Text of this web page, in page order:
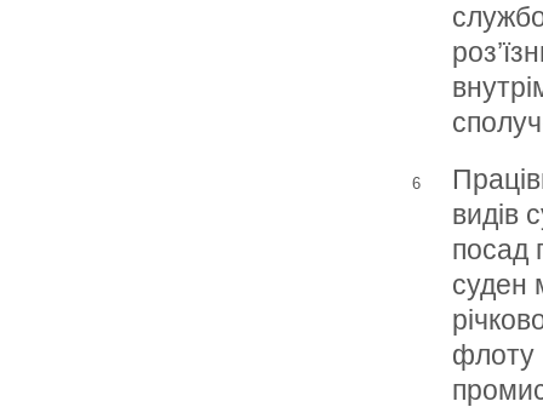
6
видів
посад
суден
флоту